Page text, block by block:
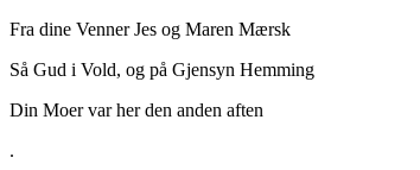
Fra dine Venner Jes og Maren Mærsk
Så Gud i Vold, og på Gjensyn Hemming
Din Moer var her den anden aften
.